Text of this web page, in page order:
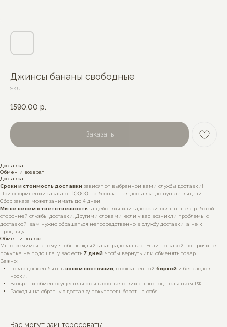
Джинсы бананы свободные
SKU:
1590,00 р.
Заказать
Доставка
Обмен и возврат
Доставка
Сроки и стоимость доставки зависят от выбранной вами службы доставки!
При оформлении заказа от 10000 т.р. бесплатная доставка до пункта выдачи.
Сбор заказа может занимать до 4 дней
Мы не несем ответственность за действия или задержки, связанные с работой
сторонней службы доставки. Другими словами, если у вас возникли проблемы с
доставкой, вам нужно обращаться непосредственно в службу доставки, а не к
продавцу.
Обмен и возврат
Мы стремимся к тому, чтобы каждый заказ радовал вас! Если по какой-то причине
покупка не подошла, у вас есть 7 дней, чтобы вернуть или обменять товар.
Важно:
Товар должен быть в новом состоянии, с сохранённой биркой и без следов
носки.
Возврат и обмен осуществляются в соответствии с законодательством РФ.
Расходы на обратную доставку покупатель берет на себя.
Вас могут заинтересовать: